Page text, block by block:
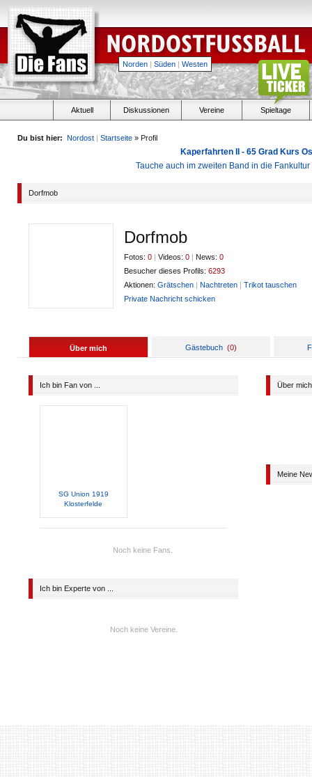
Norden | Süden | Westen
Aktuell Diskussionen Vereine Spieltage
Du bist hier: Nordost | Startseite » Profil
Kaperfahrten II - 65 Grad Kurs
Tauche auch im zweiten Band in die
Dorfmob
Dorfmob
Fotos: 0 | Videos: 0 | News: 0
Besucher dieses Profils: 6293
Aktionen: Grätschen | Nachtreten | Trikot tauschen
Private Nachricht schicken
Über mich Gästebuch (0)
Ich bin Fan von ...
SG Union 1919
Klosterfelde
Noch keine Fans.
Ich bin Experte von ...
Noch keine Vereine.
Über mich
Meine